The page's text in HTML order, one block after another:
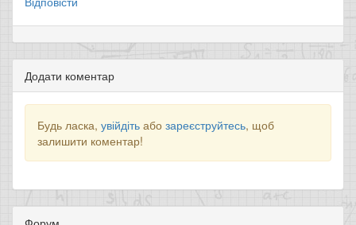
Додати коментар
Будь ласка, увійдіть або зареєструйтесь, щоб
залишити коментар!